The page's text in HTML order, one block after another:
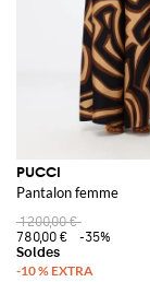
PUCCI
Pantalon femme
1 200,00 €
780,00 €
-35%